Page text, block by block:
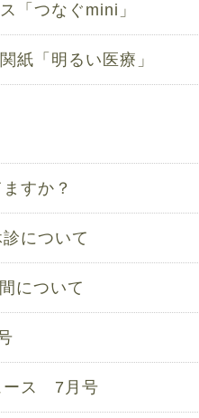
「つなぐmini」
紙「明るい医療」
すか？
について
について
ース 7月号